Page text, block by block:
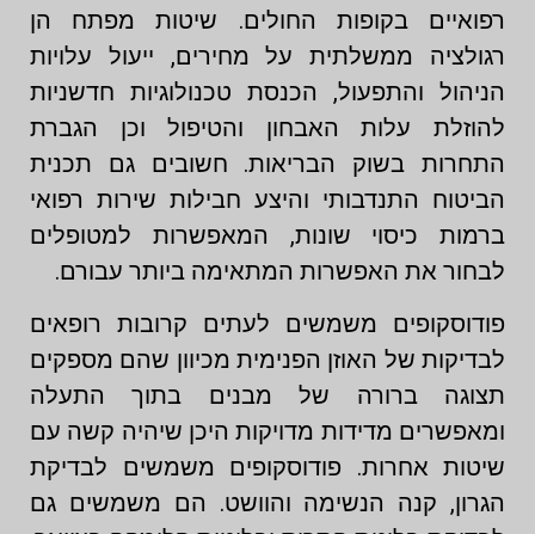
רפואיים בקופות החולים. שיטות מפתח הן
רגולציה ממשלתית על מחירים, ייעול עלויות
הניהול והתפעול, הכנסת טכנולוגיות חדשניות
להוזלת עלות האבחון והטיפול וכן הגברת
התחרות בשוק הבריאות. חשובים גם תכנית
הביטוח התנדבותי והיצע חבילות שירות רפואי
ברמות כיסוי שונות, המאפשרות למטופלים
לבחור את האפשרות המתאימה ביותר עבורם.
פודוסקופים משמשים לעתים קרובות רופאים
לבדיקות של האוזן הפנימית מכיוון שהם מספקים
תצוגה ברורה של מבנים בתוך התעלה
ומאפשרים מדידות מדויקות היכן שיהיה קשה עם
שיטות אחרות. פודוסקופים משמשים לבדיקת
הגרון, קנה הנשימה והוושט. הם משמשים גם